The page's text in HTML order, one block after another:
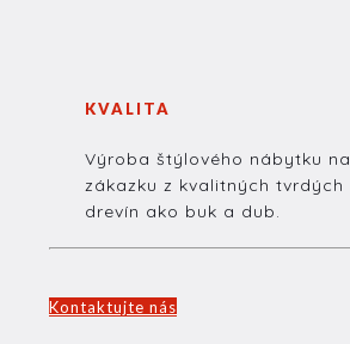
KVALITA
Výroba štýlového nábytku na
zákazku z kvalitných tvrdých
drevín ako buk a dub.
Kontaktujte nás